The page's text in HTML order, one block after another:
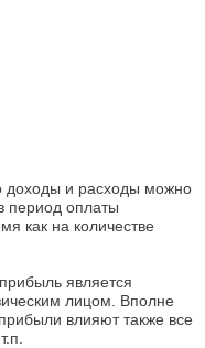
доходы и расходы можно
период оплаты
как на количестве
является
лицом. Вполне
влияют также все